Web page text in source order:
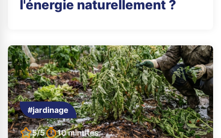
l'énergie naturellement ?
#jardinage
5/5 10 minutes